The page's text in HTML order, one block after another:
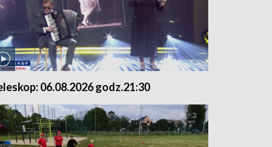
06.08.2026 godz.21:30